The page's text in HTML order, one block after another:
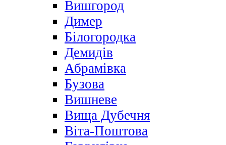
Вишгород
Димер
Білогородка
Демидів
Абрамівка
Бузова
Вишневе
Вища Дубечня
Віта-Поштова